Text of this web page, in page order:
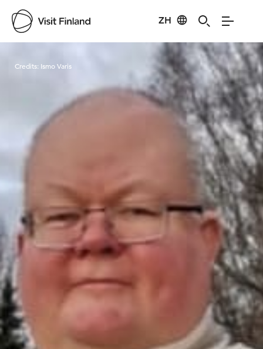
ZH
Visit Finland
Credits: Ismo Varis